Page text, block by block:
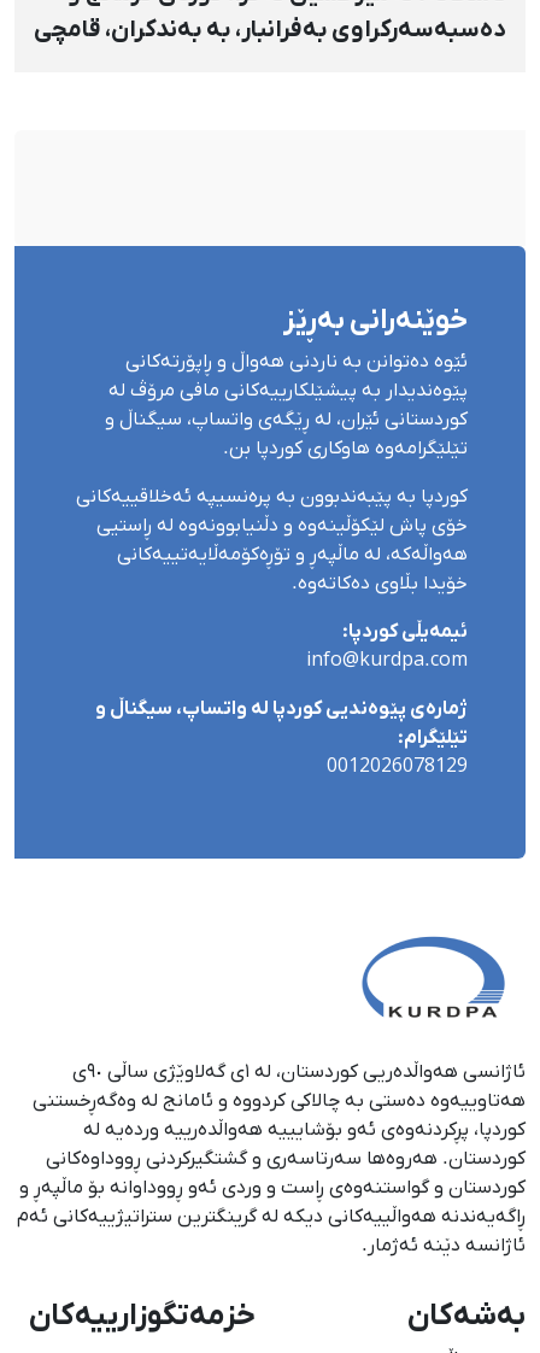
دەسبەسەرکراوی بەفرانبار، بە بەندکران، قامچی
خوێنەرانی بەڕێز
ئێوە دەتوانن بە ناردنی هەواڵ و ڕاپۆرتەکانی
پێوەندیدار بە پیشێلکارییەکانی مافی مرۆڤ لە
کوردستانی ئێران، لە ڕێگەی واتساپ، سیگناڵ و
تێلێگرامەوە هاوکاری کوردپا بن.
کوردپا بە پێبەندبوون بە پرەنسیپە ئەخلاقییەکانی
خۆی پاش لێکۆڵینەوە و دڵنیابوونەوە لە ڕاستیی
هەواڵەکە، لە ماڵپەڕ و تۆڕەکۆمەڵایەتییەکانی
خۆیدا بڵاوی دەکاتەوە.
ئیمەیڵی کوردپا:
info@kurdpa.com
ژمارەی پێوەندیی کوردپا لە واتساپ، سیگناڵ و
تێلێگرام:
0012026078129
ئاژانسی هەواڵدەریی کوردستان، لە ١ی گەلاوێژی ساڵی ٩٠ی
هەتاوییەوە دەستی بە چالاکی کردووە و ئامانج لە وەگەڕخستنی
كوردپا، پڕكردنەوەی ئەو بۆشایییە هەواڵدەرییە وردەیە لە
كوردستان. هەروەها سەرتاسەری و گشتگیركردنی ڕووداوەكانی
كوردستان و گواستنەوەی ڕاست و وردی ئەو ڕووداوانە بۆ ماڵپەڕ و
ڕاگەیەندنە هەواڵییەكانی دیكە لە گرینگترین ستراتیژییەكانی ئەم
ئاژانسە دێنە ئەژمار.
بەشەکان خزمەتگوزارییەکان